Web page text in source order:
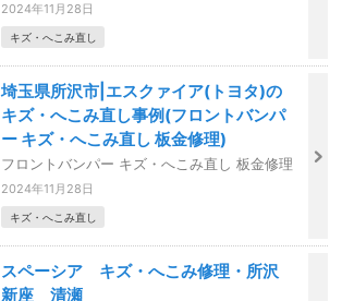
2024年11月28日
キズ・へこみ直し
埼玉県所沢市|エスクァイア(トヨタ)の
キズ・へこみ直し事例(フロントバンパ
ー キズ・へこみ直し 板金修理)
フロントバンパー キズ・へこみ直し 板金修理
2024年11月28日
キズ・へこみ直し
スペーシア キズ・へこみ修理・所沢
新座 清瀬